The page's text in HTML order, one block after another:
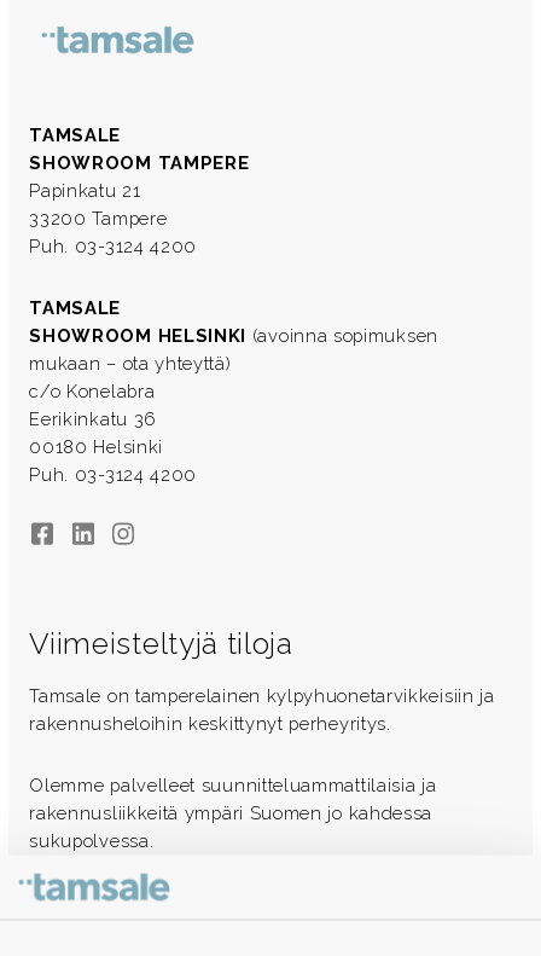
TAMSALE
SHOWROOM TAMPERE
Papinkatu 21
33200 Tampere
Puh. 03-3124 4200
TAMSALE
SHOWROOM HELSINKI (avoinna sopimuksen
mukaan – ota yhteyttä)
c/o Konelabra
Eerikinkatu 36
00180 Helsinki
Puh. 03-3124 4200
FacebookLinkedInInstagram
Viimeisteltyjä tiloja
Tamsale on tamperelainen kylpyhuonetarvikkeisiin ja
rakennusheloihin keskittynyt perheyritys.
Olemme palvelleet suunnitteluammattilaisia ja
rakennusliikkeitä ympäri Suomen jo kahdessa
sukupolvessa.
Ota yhteyttä - autamme mielellämme